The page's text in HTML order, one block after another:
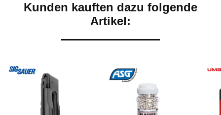
Kunden kauften dazu folgende
Artikel: